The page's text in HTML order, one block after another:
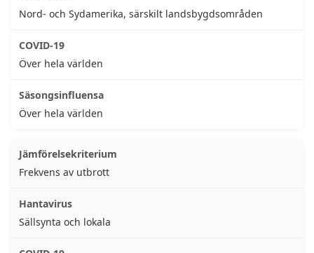
Nord- och Sydamerika, särskilt landsbygdsområden
Över hela världen
Över hela världen
Frekvens av utbrott
Sällsynta och lokala